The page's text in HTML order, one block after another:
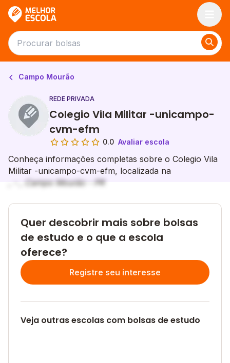
Campo Mourão
REDE PRIVADA
Colegio Vila Militar -unicampo-
cvm-efm
0.0 Avaliar escola
Conheça informações completas sobre o Colegio Vila
Militar -unicampo-cvm-efm, localizada na
, - , Campo Mourão - PR
Quer descobrir mais sobre bolsas
de estudo e o que a escola
oferece?
Registre seu interesse
Veja outras escolas com bolsas de estudo